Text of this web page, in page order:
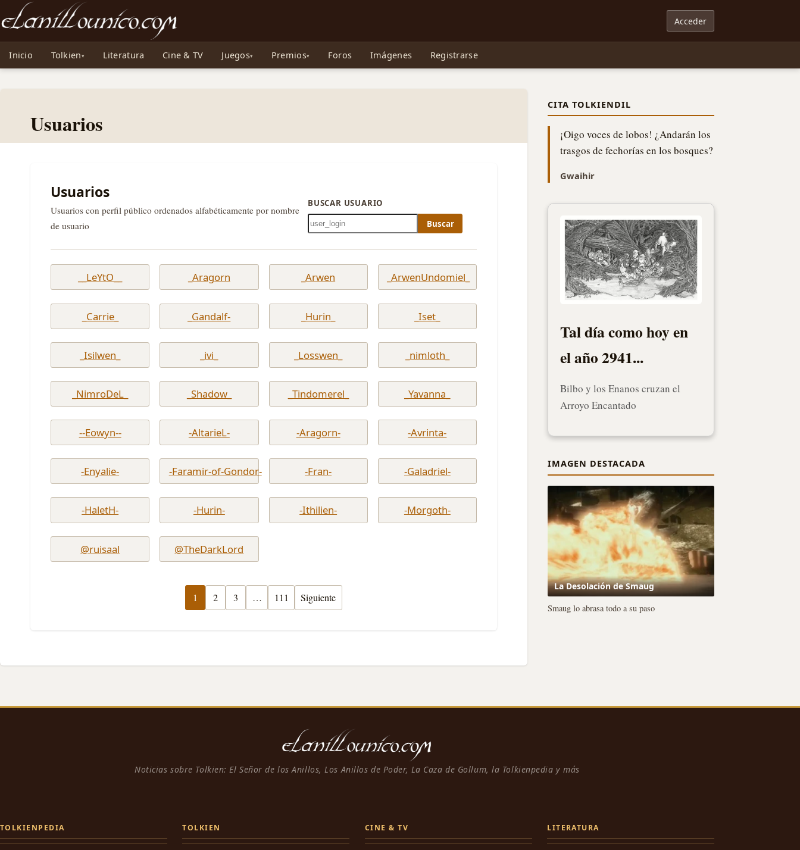
Noticias sobre Tolkien: El Señor de los Anillos, Los Anillos de Poder, La Caza de Gollum, la Tolkienpedia y más
Acceder
Inicio Tolkien Literatura Cine & TV Juegos Premios Foros Imágenes Registrarse
Usuarios
Usuarios
Usuarios con perfil público ordenados alfabéticamente por nombre
de usuario
BUSCAR USUARIO
Buscar
__LeYtO__ _Aragorn _Arwen _ArwenUndomiel_
_Carrie_ _Gandalf- _Hurin_ _Iset_
_Isilwen_ _ivi_ _Losswen_ _nimloth_
_NimroDeL_ _Shadow_ _Tindomerel_ _Yavanna_
--Eowyn-- -AltarieL- -Aragorn- -Avrinta-
-Enyalie- -Faramir-of-Gondor- -Fran- -Galadriel-
-HaletH- -Hurin- -Ithilien- -Morgoth-
@ruisaal @TheDarkLord
1 2 3 … 111 Siguiente
CITA TOLKIENDIL
¡Oigo voces de lobos! ¿Andarán los
trasgos de fechorías en los bosques?
Gwaihir
Tal día como hoy en
el año 2941...
Bilbo y los Enanos cruzan el
Arroyo Encantado
IMAGEN DESTACADA
La Desolación de Smaug
Smaug lo abrasa todo a su paso
Noticias sobre Tolkien: El Señor de los Anillos, Los Anillos de Poder, La Caza de Gollum, la Tolkienpedia y más
TOLKIENPEDIA TOLKIEN CINE & TV LITERATURA